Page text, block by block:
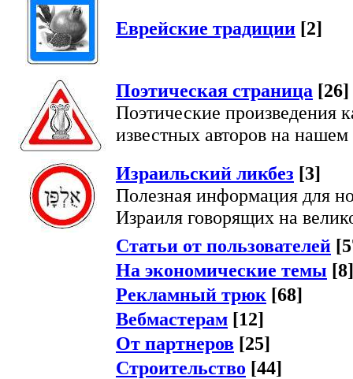
Еврейские традиции [2]
Поэтическая страница [26]
Поэтические произведения
известных авторов на нашем
Израильский ликбез [3]
Полезная информация для
Израиля говорящих на
Статьи от пользователей
На экономические темы [8]
Рекламный трюк [68]
Вебмастерам [12]
От партнеров [25]
Строительство [44]